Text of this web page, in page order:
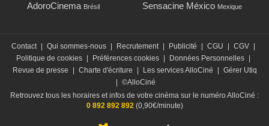
AdoroCinema Brésil Sensacine México Mexique
Contact Qui sommes-nous Recrutement Publicité CGU CGV
Politique de cookies
Préférences cookies Données Personnelles
Revue de presse
Charte d'écriture Les services AlloCiné
Gérer Utiq
©AlloCiné
Retrouvez tous les horaires et infos de votre cinéma sur le numéro AlloCiné :
0 892 892 892(0,90€/minute)